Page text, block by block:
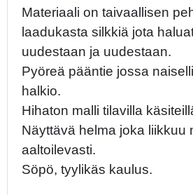
Materiaali on taivaallisen
laadukasta silkkiä jota
uudestaan ja uudestaan.
Pyöreä pääntie jossa
halkio.
Hihaton malli tilavilla
Näyttävä helma joka liikkuu
aaltoilevasti.
Söpö, tyylikäs kaulus.